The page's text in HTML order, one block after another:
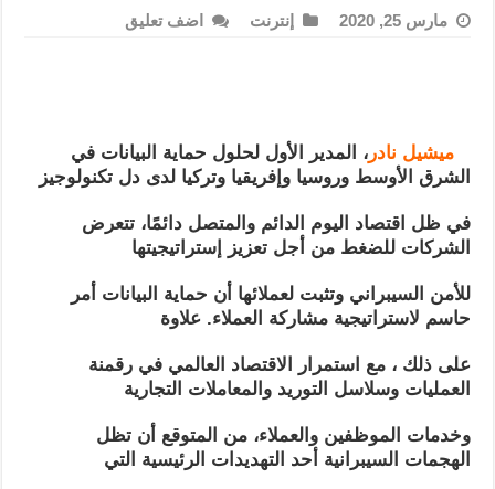
مارس 25, 2020 إنترنت اضف تعليق
ميشيل نادر ، المدير الأول لحلول حماية البيانات في
الشرق الأوسط وروسيا وإفريقيا وتركيا لدى دل تكنولوجيز
في ظل اقتصاد اليوم الدائم والمتصل دائمًا، تتعرض
الشركات للضغط من أجل تعزيز إستراتيجيتها
للأمن السيبراني وتثبت لعملائها أن حماية البيانات أمر
حاسم لاستراتيجية مشاركة العملاء. علاوة
على ذلك ، مع استمرار الاقتصاد العالمي في رقمنة
العمليات وسلاسل التوريد والمعاملات التجارية
وخدمات الموظفين والعملاء، من المتوقع أن تظل
الهجمات السيبرانية أحد التهديدات الرئيسية التي